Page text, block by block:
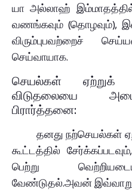
யா அல்லாஹ்
வணங்கவும் (தொழவும்),
விரும்புபவற்றைச்
செய்வாயாக.
செயல்கள் ஏற்றுக்
விடுதலையை
பிரார்த்தனை:
தனது நற்செயல்கள்
கூட்டத்தில்
பெற்று
வேண்டுதல்.அவன் இவ்வாறு